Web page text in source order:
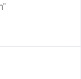
"